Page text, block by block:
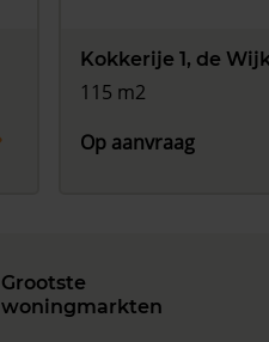
Kokkerije 1, de
115 m2
Op aanvraag
Grootste
woningmarkten